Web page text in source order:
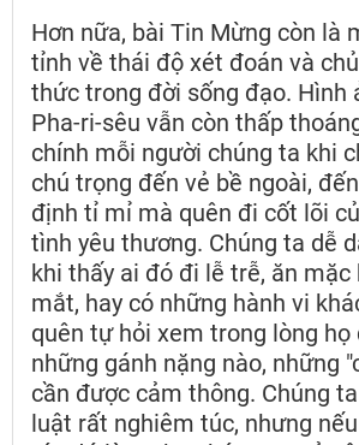
Hơn nữa, bài Tin Mừng còn là
tỉnh về thái độ xét đoán và
thức trong đời sống đạo. Hình
Pha-ri-sêu vẫn còn thấp
chính mỗi người chúng ta khi
chú trọng đến vẻ bề ngoài,
định tỉ mỉ mà quên đi cốt lõi
tình yêu thương. Chúng ta dễ
khi thấy ai đó đi lễ trễ, ăn mặc
mắt, hay có những hành vi
quên tự hỏi xem trong lòng họ
những gánh nặng nào, những
cần được cảm thông. Chúng
luật rất nghiêm túc, nhưng